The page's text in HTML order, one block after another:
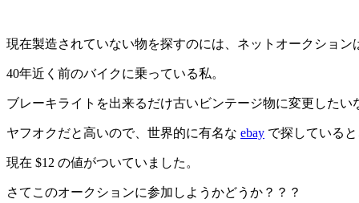
現在製造されていない物を探すのには、ネットオークション
40年近く前のバイクに乗っている私。
ブレーキライトを出来るだけ古いビンテージ物に変更した
ヤフオクだと高いので、世界的に有名な ebay で探している
現在 $12 の値がついていました。
さてこのオークションに参加しようかどうか？？？